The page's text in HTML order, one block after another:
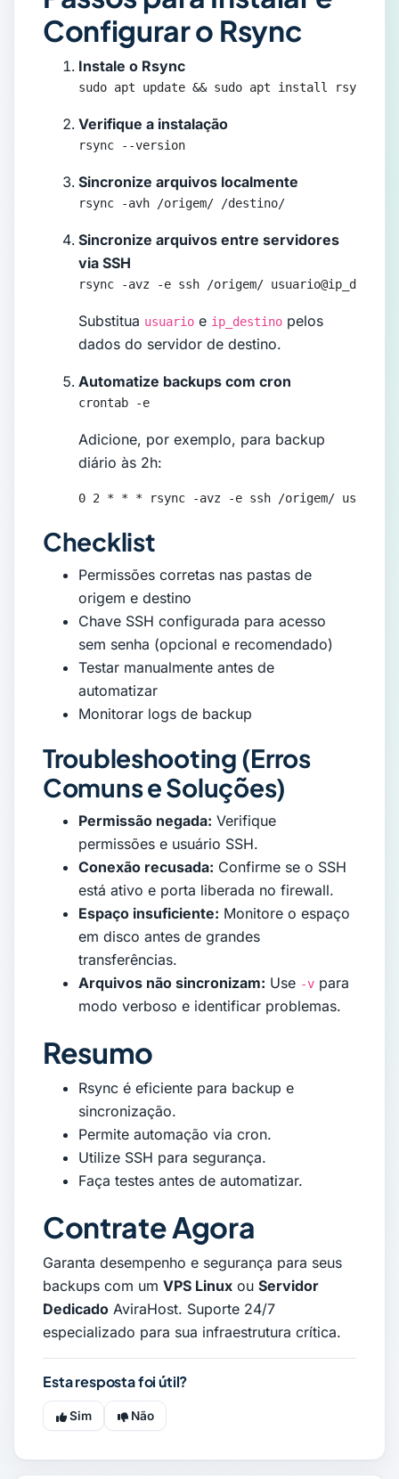
Configurar o Rsync
Instale o Rsync
sudo apt update && sudo apt install rsync -y
Verifique a instalação
rsync --version
Sincronize arquivos localmente
rsync -avh /origem/ /destino/
Sincronize arquivos entre servidores
via SSH
rsync -avz -e ssh /origem/
Substitua usuario e ip_destino pelos
dados do servidor de destino.
Automatize backups com cron
crontab -e
Adicione, por exemplo, para backup
diário às 2h:
0 2 * * * rsync -avz -e ssh /origem/
Checklist
Permissões corretas nas pastas de
origem e destino
Chave SSH configurada para acesso
sem senha (opcional e recomendado)
Testar manualmente antes de
automatizar
Monitorar logs de backup
Troubleshooting (Erros
Comuns e Soluções)
Permissão negada: Verifique
permissões e usuário SSH.
Conexão recusada: Confirme se o SSH
está ativo e porta liberada no firewall.
Espaço insuficiente: Monitore o espaço
em disco antes de grandes
transferências.
Arquivos não sincronizam: Use -v para
modo verboso e identificar problemas.
Resumo
Rsync é eficiente para backup e
sincronização.
Permite automação via cron.
Utilize SSH para segurança.
Faça testes antes de automatizar.
Contrate Agora
Garanta desempenho e segurança para seus
backups com um VPS Linux ou Servidor
Dedicado AviraHost. Suporte 24/7
especializado para sua infraestrutura crítica.
Esta resposta foi útil?
Sim Não